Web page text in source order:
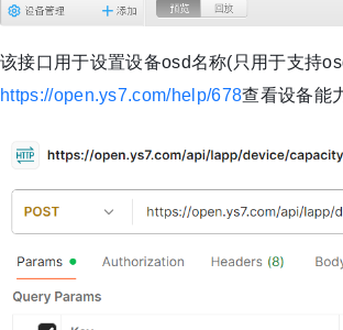
该接口用于设置设备osd名称(只用于支持
https://open.ys7.com/help/678​查看设备能